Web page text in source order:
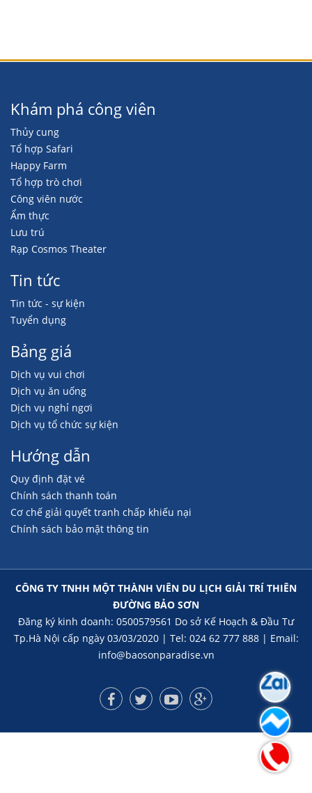
Khám phá công viên
Thủy cung
Tổ hợp Safari
Happy Farm
Tổ hợp trò chơi
Công viên nước
Ẩm thực
Lưu trú
Rạp Cosmos Theater
Tin tức
Tin tức - sự kiện
Tuyển dụng
Bảng giá
Dịch vụ vui chơi
Dịch vụ ăn uống
Dịch vụ nghỉ ngơi
Dịch vụ tổ chức sự kiện
Hướng dẫn
Quy định đặt vé
Chính sách thanh toán
Cơ chế giải quyết tranh chấp khiếu nại
Chính sách bảo mật thông tin
CÔNG TY TNHH MỘT THÀNH VIÊN DU LỊCH GIẢI TRÍ THIÊN
ĐƯỜNG BẢO SƠN
Đăng ký kinh doanh: 0500579561 Do sở Kế Hoạch & Đầu Tư
Tp.Hà Nội cấp ngày 03/03/2020 | Tel: 024 62 777 888 | Email:
info@baosonparadise.vn